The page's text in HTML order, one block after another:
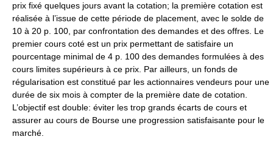
prix fixé quelques jours avant la cotation; la première cotation est
réalisée à l’issue de cette période de placement, avec le solde de
10 à 20 p. 100, par confrontation des demandes et des offres. Le
premier cours coté est un prix permettant de satisfaire un
pourcentage minimal de 4 p. 100 des demandes formulées à des
cours limites supérieurs à ce prix. Par ailleurs, un fonds de
régularisation est constitué par les actionnaires vendeurs pour une
durée de six mois à compter de la première date de cotation.
L’objectif est double: éviter les trop grands écarts de cours et
assurer au cours de Bourse une progression satisfaisante pour le
marché.